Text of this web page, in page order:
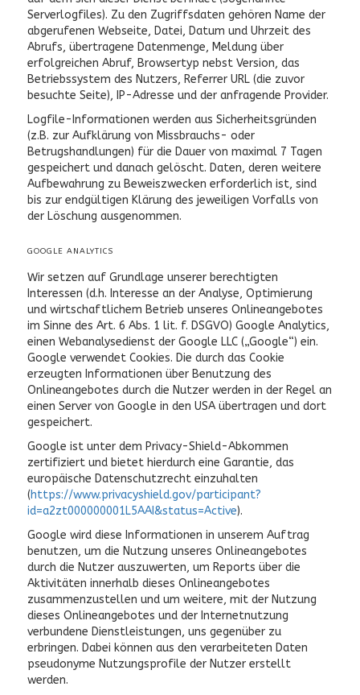
Serverlogfiles). Zu den Zugriffsdaten gehören Name der
abgerufenen Webseite, Datei, Datum und Uhrzeit des
Abrufs, übertragene Datenmenge, Meldung über
erfolgreichen Abruf, Browsertyp nebst Version, das
Betriebssystem des Nutzers, Referrer URL (die zuvor
besuchte Seite), IP-Adresse und der anfragende Provider.
Logfile-Informationen werden aus Sicherheitsgründen
(z.B. zur Aufklärung von Missbrauchs- oder
Betrugshandlungen) für die Dauer von maximal 7 Tagen
gespeichert und danach gelöscht. Daten, deren weitere
Aufbewahrung zu Beweiszwecken erforderlich ist, sind
bis zur endgültigen Klärung des jeweiligen Vorfalls von
der Löschung ausgenommen.
GOOGLE ANALYTICS
Wir setzen auf Grundlage unserer berechtigten
Interessen (d.h. Interesse an der Analyse, Optimierung
und wirtschaftlichem Betrieb unseres Onlineangebotes
im Sinne des Art. 6 Abs. 1 lit. f. DSGVO) Google Analytics,
einen Webanalysedienst der Google LLC („Google“) ein.
Google verwendet Cookies. Die durch das Cookie
erzeugten Informationen über Benutzung des
Onlineangebotes durch die Nutzer werden in der Regel an
einen Server von Google in den USA übertragen und dort
gespeichert.
Google ist unter dem Privacy-Shield-Abkommen
zertifiziert und bietet hierdurch eine Garantie, das
europäische Datenschutzrecht einzuhalten
(https://www.privacyshield.gov/participant?
id=a2zt000000001L5AAI&status=Active).
Google wird diese Informationen in unserem Auftrag
benutzen, um die Nutzung unseres Onlineangebotes
durch die Nutzer auszuwerten, um Reports über die
Aktivitäten innerhalb dieses Onlineangebotes
zusammenzustellen und um weitere, mit der Nutzung
dieses Onlineangebotes und der Internetnutzung
verbundene Dienstleistungen, uns gegenüber zu
erbringen. Dabei können aus den verarbeiteten Daten
pseudonyme Nutzungsprofile der Nutzer erstellt
werden.